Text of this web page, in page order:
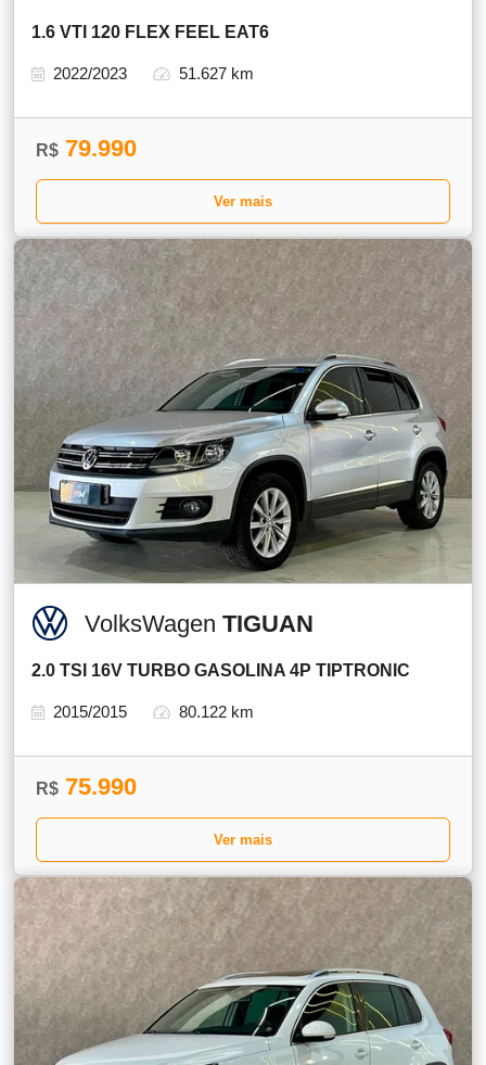
1.6 VTI 120 FLEX FEEL EAT6
2022/2023 51.627 km
R$ 79.990
Ver mais
VolksWagen TIGUAN
2.0 TSI 16V TURBO GASOLINA 4P TIPTRONIC
2015/2015 80.122 km
R$ 75.990
Ver mais